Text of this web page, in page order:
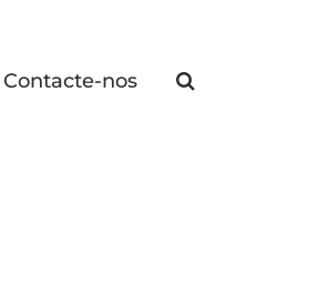
Contacte-nos